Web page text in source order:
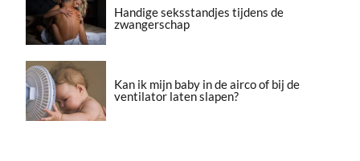
Handige seksstandjes tijdens de
zwangerschap
Kan ik mijn baby in de airco of bij de
ventilator laten slapen?